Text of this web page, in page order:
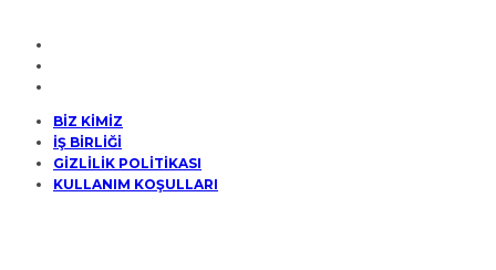
BİZ KİMİZ
İŞ BİRLİĞİ
GİZLİLİK POLİTİKASI
KULLANIM KOŞULLARI